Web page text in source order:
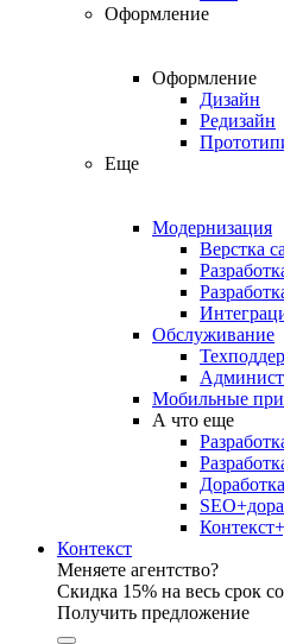
Оформление
Оформление
Дизайн
Редизайн
Еще
Модернизация
Верстка
Обслуживание
Мобильные
А что еще
Контекст
Меняете агентство?
Скидка 15% на весь срок
Получить предложение